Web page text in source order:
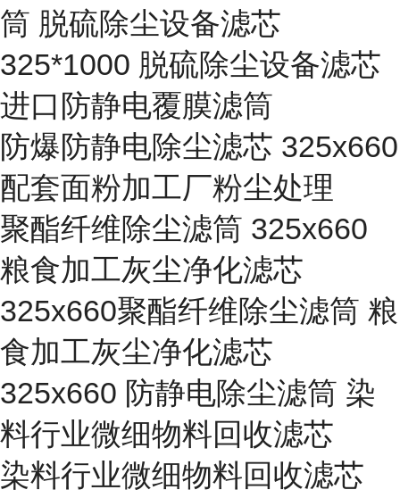
筒 脱硫除尘设备滤芯
325*1000 脱硫除尘设备滤芯
进口防静电覆膜滤筒
防爆防静电除尘滤芯 325x660
配套面粉加工厂粉尘处理
聚酯纤维除尘滤筒 325x660
粮食加工灰尘净化滤芯
325x660聚酯纤维除尘滤筒 粮
食加工灰尘净化滤芯
325x660 防静电除尘滤筒 染
料行业微细物料回收滤芯
染料行业微细物料回收滤芯